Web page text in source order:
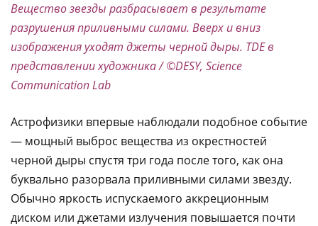
Вещество звезды разбрасывает в результате
разрушения приливными силами. Вверх и вниз
изображения уходят джеты черной дыры. TDE в
представлении художника / ©DESY, Science
Communication Lab
Астрофизики впервые наблюдали подобное событие
— мощный выброс вещества из окрестностей
черной дыры спустя три года после того, как она
буквально разорвала приливными силами звезду.
Обычно яркость испускаемого аккреционным
диском или джетами излучения повышается почти